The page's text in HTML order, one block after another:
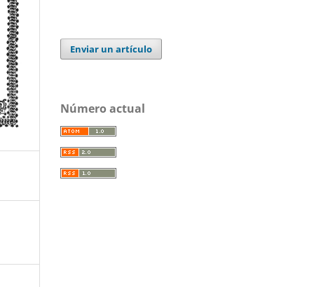
Enviar un artículo
Número actual